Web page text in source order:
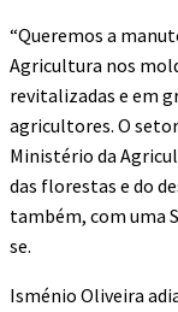
“Queremos a
Agricultura nos
revitalizadas e em
agricultores. O
Ministério da
das florestas e do
também, com uma
se.
Isménio Oliveira